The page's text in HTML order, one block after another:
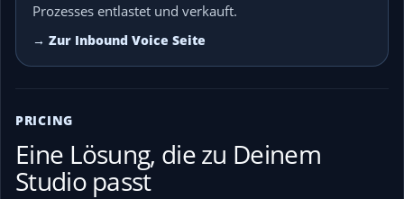
Prozesses entlastet und verkauft.
→ Zur Inbound Voice Seite
PRICING
Eine Lösung, die zu Deinem
Studio passt